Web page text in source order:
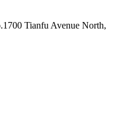
Tianfu Avenue North,